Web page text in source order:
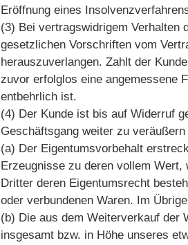
Eröffnung eines
(3) Bei vertragswidrigem Verhalten
gesetzlichen Vorschriften vom
herauszuverlangen. Zahlt der
zuvor erfolglos eine angemessene
entbehrlich ist.
(4) Der Kunde ist bis auf Widerruf
Geschäftsgang weiter zu
(a) Der Eigentumsvorbehalt
Erzeugnisse zu deren vollem Wert,
Dritter deren Eigentumsrecht
oder verbundenen Waren. Im
(b) Die aus dem Weiterverkauf der
insgesamt bzw. in Höhe unseres